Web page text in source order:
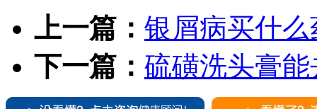
上一篇： 银屑病买什
下一篇： 硫磺洗头膏